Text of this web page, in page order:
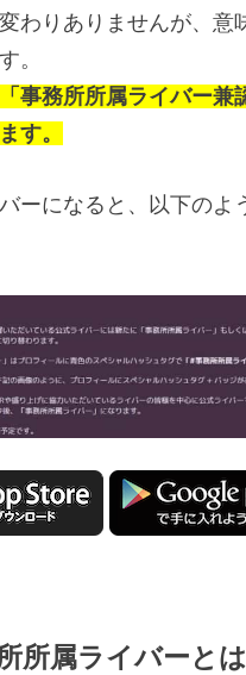
わりありませんが、意
。
「事務所所属ライバー兼
す。
ーになると、以下のよ
所属ライバーとは